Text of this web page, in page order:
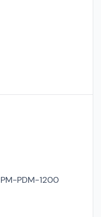
PM-PDM-1200